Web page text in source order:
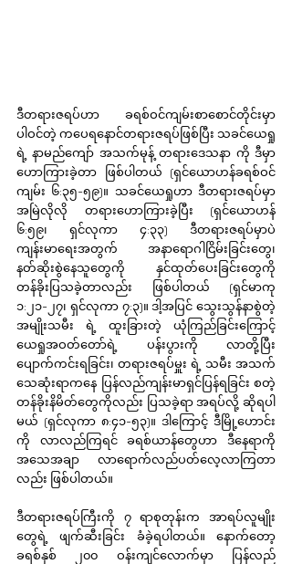
ဒီတရားဇရပ်ဟာ ခရစ်ဝင်ကျမ်းစာစောင်တိုင်းမှာ
ပါဝင်တဲ့ ကပေရနောင်တရားဇရပ်ဖြစ်ပြီး သခင်ယေရှု
ရဲ့ နာမည်ကျော် အသက်မုန့် တရားဒေသနာ ကို ဒီမှာ
ဟောကြားခဲ့တာ ဖြစ်ပါတယ် (ရှင်ယောဟန်ခရစ်ဝင်
ကျမ်း ၆:၃၅-၅၉)။ သခင်ယေရှုဟာ ဒီတရားဇရပ်မှာ
အမြဲလိုလို တရားဟောကြားခဲ့ပြီး (ရှင်ယောဟန်
၆:၅၉၊ ရှင်လုကာ ၄:၃၃) ဒီတရားဇရပ်မှာပဲ
ကျန်းမာရေးအတွက် အနာရောဂါငြိမ်းခြင်းတွေ၊
နတ်ဆိုးစွဲနေသူတွေကို နှင်ထုတ်ပေးခြင်းတွေကို
တန်ခိုးပြသခဲ့တာလည်း ဖြစ်ပါတယ် (ရှင်မာကု
၁:၂၁-၂၇၊ ရှင်လုကာ ၇:၃)။ ဒါ့အပြင် သွေးသွန်နာစွဲတဲ့
အမျိုးသမီး ရဲ့ ထူးခြားတဲ့ ယုံကြည်ခြင်းကြောင့်
ယေရှုအဝတ်တော်ရဲ့ ပန်းပွားကို လာတို့ပြီး
ပျောက်ကင်းရခြင်း၊ တရားဇရပ်မှူး ရဲ့ သမီး အသက်
သေဆုံးရာကနေ ပြန်လည်ကျန်းမာရှင်ပြန်ရခြင်း စတဲ့
တန်ခိုးနိမိတ်တွေကိုလည်း ပြသခဲ့ရာ အရပ်လို့ ဆိုရပါ
မယ် (ရှင်လုကာ ၈:၄၁-၅၃)။ ဒါကြောင့် ဒီမြို့ဟောင်း
ကို လာလည်ကြရင် ခရစ်ယာန်တွေဟာ ဒီနေရာကို
အသေအချာ လာရောက်လည်ပတ်လေ့လာကြတာ
လည်း ဖြစ်ပါတယ်။
ဒီတရားဇရပ်ကြီးကို ၇ ရာစုတုန်းက အာရပ်လူမျိုး
တွေရဲ့ ဖျက်ဆီးခြင်း ခံခဲ့ရပါတယ်။ နောက်တော့
ခရစ်နှစ် ၂၀၀ ဝန်းကျင်လောက်မှာ ပြန်လည်